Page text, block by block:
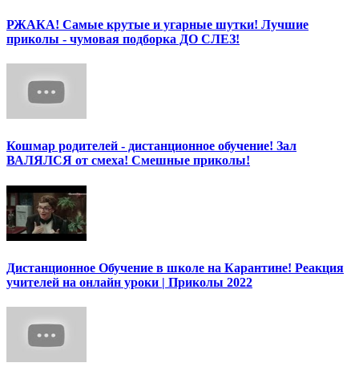
РЖАКА! Самые крутые и угарные шутки! Лучшие
приколы - чумовая подборка ДО СЛЕЗ!
Кошмар родителей - дистанционное обучение! Зал
ВАЛЯЛСЯ от смеха! Смешные приколы!
Дистанционное Обучение в школе на Карантине! Реакция
учителей на онлайн уроки | Приколы 2022